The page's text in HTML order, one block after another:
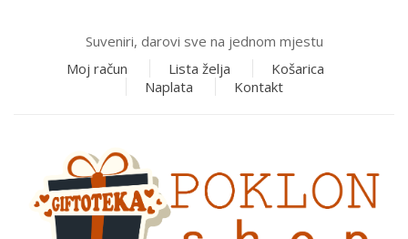
Suveniri, darovi sve na jednom mjestu
Moj račun
Lista želja
Košarica
Naplata
Kontakt